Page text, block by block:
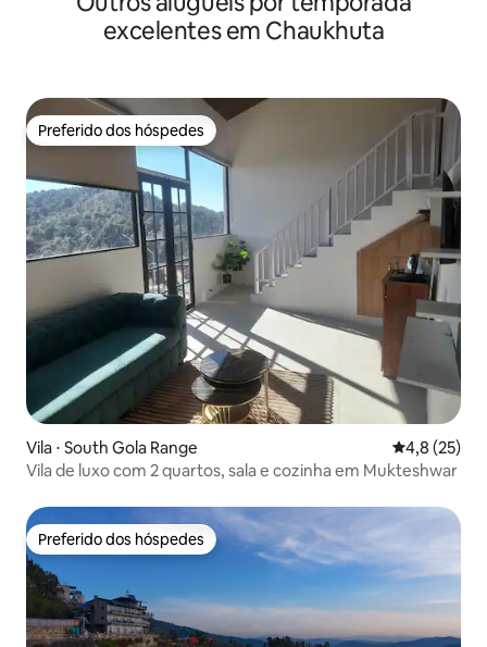
excelentes em Chaukhuta
Preferido dos hóspedes
Preferido dos hóspedes
Vila ⋅ South Gola Range 4,8 de uma
4,8 (25)
Vila de luxo com 2 quartos, sala e cozinha em Mukteshwar
Preferido dos hóspedes
Preferido dos hóspedes